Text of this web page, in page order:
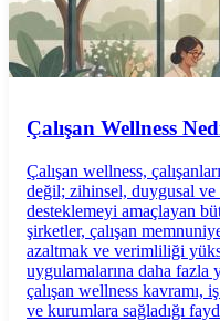
Çalışan Wellness
Faydaları
Çalışan wellness,
değil; zihinsel, duygusal ve
desteklemeyi amaçlayan
şirketler, çalışan
azaltmak ve verimliliği
uygulamalarına daha fazla
çalışan wellness kavramı,
ve kurumlara sağladığı